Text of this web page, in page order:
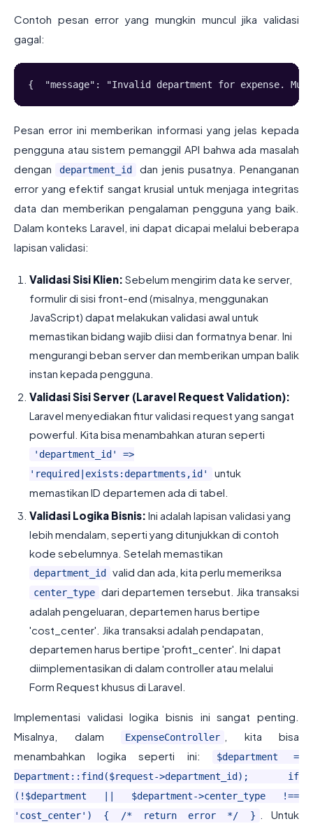
Contoh pesan error yang mungkin muncul jika validasi
gagal:
{  "message": "Invalid department for expense.
Pesan error ini memberikan informasi yang jelas kepada
pengguna atau sistem pemanggil API bahwa ada masalah
dengan
department_id
dan jenis pusatnya. Penanganan
error yang efektif sangat krusial untuk menjaga integritas
data dan memberikan pengalaman pengguna yang baik.
Dalam konteks Laravel, ini dapat dicapai melalui beberapa
lapisan validasi:
Validasi Sisi Klien: Sebelum mengirim data ke server,
formulir di sisi front-end (misalnya, menggunakan
JavaScript) dapat melakukan validasi awal untuk
memastikan bidang wajib diisi dan formatnya benar. Ini
mengurangi beban server dan memberikan umpan balik
instan kepada pengguna.
Validasi Sisi Server (Laravel Request Validation):
Laravel menyediakan fitur validasi request yang sangat
powerful. Kita bisa menambahkan aturan seperti
'department_id' =>
'required|exists:departments,id'
untuk
memastikan ID departemen ada di tabel.
Validasi Logika Bisnis: Ini adalah lapisan validasi yang
lebih mendalam, seperti yang ditunjukkan di contoh
kode sebelumnya. Setelah memastikan
department_id valid dan ada, kita perlu memeriksa
center_type dari departemen tersebut. Jika transaksi
adalah pengeluaran, departemen harus bertipe
'cost_center'. Jika transaksi adalah pendapatan,
departemen harus bertipe 'profit_center'. Ini dapat
diimplementasikan di dalam controller atau melalui
Form Request khusus di Laravel.
Implementasi validasi logika bisnis ini sangat penting.
Misalnya, dalam
ExpenseController
, kita bisa
menambahkan logika seperti ini:
$department =
Department::find($request->department_id); if
(!$department || $department->center_type !==
'cost_center') { /* return error */ }
. Untuk